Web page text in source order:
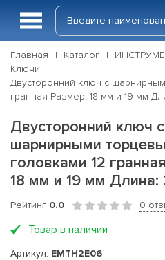
Главная Каталог
Ключи
Двусторонний ключ с
гранная Размер: 18 мм и 19 мм
Двусторонний ключ с
шарнирными
головками 12
18 мм и 19 мм Длина:
Рейтинг 0.0 0
Товар в наличии
Артикул: EMTH2E06